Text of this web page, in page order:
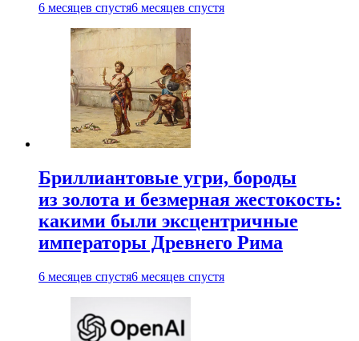
6 месяцев спустя6 месяцев спустя
Бриллиантовые угри, бороды
из золота и безмерная жестокость:
какими были эксцентричные
императоры Древнего Рима
6 месяцев спустя6 месяцев спустя